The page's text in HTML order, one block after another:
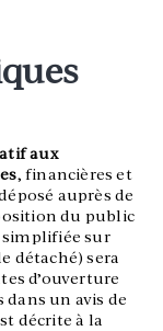
aux
, financières et
auprès de
du public
simplifiée sur
détaché) sera
d’ouverture
un avis de
décrite à la